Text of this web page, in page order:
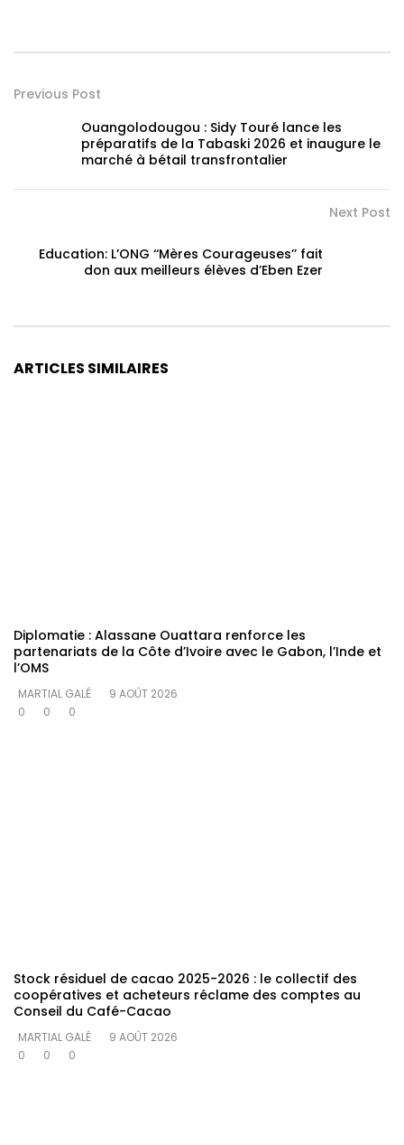
Previous Post
Ouangolodougou : Sidy Touré lance les
préparatifs de la Tabaski 2026 et inaugure le
marché à bétail transfrontalier
Next Post
Education: L’ONG ‘‘Mères Courageuses’’ fait
don aux meilleurs élèves d’Eben Ezer
ARTICLES SIMILAIRES
Diplomatie : Alassane Ouattara renforce les
partenariats de la Côte d’Ivoire avec le Gabon, l’Inde et
l’OMS
MARTIAL GALÉ
9 AOÛT 2026
0
0 0
Stock résiduel de cacao 2025-2026 : le collectif des
coopératives et acheteurs réclame des comptes au
Conseil du Café-Cacao
MARTIAL GALÉ
9 AOÛT 2026
0
0 0